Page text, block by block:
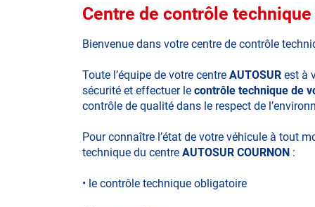
Centre de contrôle technique
Bienvenue dans votre centre de contrôle
Toute l’équipe de votre centre AUTOSUR est à
sécurité et effectuer le contrôle technique de
contrôle de qualité dans le respect de
Pour connaître l’état de votre véhicule à tout
technique du centre AUTOSUR COURNON :
• le contrôle technique obligatoire